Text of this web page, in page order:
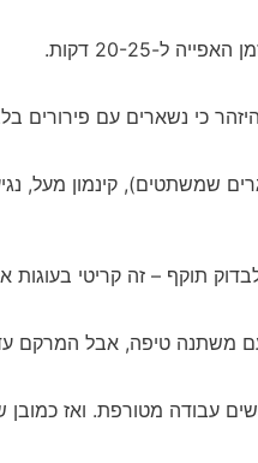
ל-20-25 דקות.
כי נשארים עם פירורים
שמשתטים), קינמון
תוקף – זה קריטי בעוגות
משתנה טיפה, אבל המרקם
עבודה מטורפת. ואז כמובן